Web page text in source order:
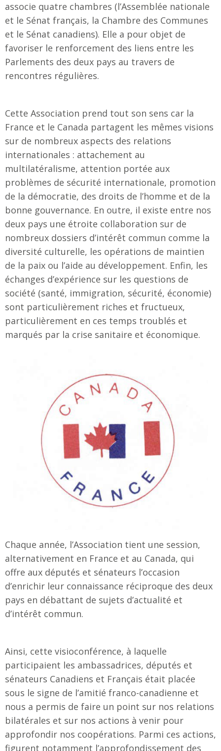
associe quatre chambres (l’Assemblée nationale
et le Sénat français, la Chambre des Communes
et le Sénat canadiens). Elle a pour objet de
favoriser le renforcement des liens entre les
Parlements des deux pays au travers de
rencontres régulières.
Cette Association prend tout son sens car la
France et le Canada partagent les mêmes visions
sur de nombreux aspects des relations
internationales : attachement au
multilatéralisme, attention portée aux
problèmes de sécurité internationale, promotion
de la démocratie, des droits de l’homme et de la
bonne gouvernance. En outre, il existe entre nos
deux pays une étroite collaboration sur de
nombreux dossiers d’intérêt commun comme la
diversité culturelle, les opérations de maintien
de la paix ou l’aide au développement. Enfin, les
échanges d’expérience sur les questions de
société (santé, immigration, sécurité, économie)
sont particulièrement riches et fructueux,
particulièrement en ces temps troublés et
marqués par la crise sanitaire et économique.
Chaque année, l’Association tient une session,
alternativement en France et au Canada, qui
offre aux députés et sénateurs l’occasion
d’enrichir leur connaissance réciproque des deux
pays en débattant de sujets d’actualité et
d’intérêt commun.
Ainsi, cette visioconférence, à laquelle
participaient les ambassadrices, députés et
sénateurs Canadiens et Français était placée
sous le signe de l’amitié franco-canadienne et
nous a permis de faire un point sur nos relations
bilatérales et sur nos actions à venir pour
approfondir nos coopérations. Parmi ces actions,
figurent notamment l’approfondissement des